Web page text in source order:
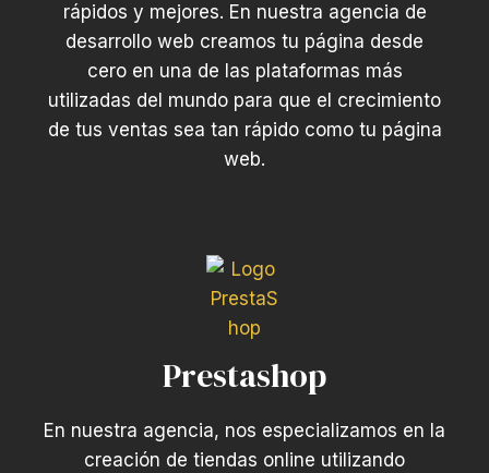
rápidos y mejores. En nuestra agencia de
desarrollo web creamos tu página desde
cero en una de las plataformas más
utilizadas del mundo para que el crecimiento
de tus ventas sea tan rápido como tu página
web.
Prestashop
En nuestra agencia, nos especializamos en la
creación de tiendas online utilizando